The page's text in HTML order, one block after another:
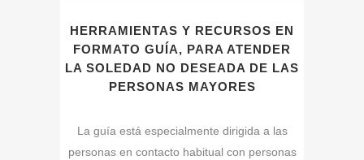
HERRAMIENTAS Y RECURSOS EN
FORMATO GUÍA, PARA ATENDER
LA SOLEDAD NO DESEADA DE LAS
PERSONAS MAYORES
La guía está especialmente dirigida a las
personas en contacto habitual con personas